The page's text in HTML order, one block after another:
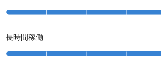
長時間稼働